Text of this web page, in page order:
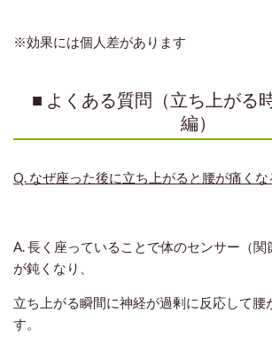
※効果には個人差があります
■ よくある質問（立ち上がる
編）
Q. なぜ座った後に立ち上がると腰が痛くな
A. 長く座っていることで体のセンサー（関
が鈍くなり、
立ち上がる瞬間に神経が過剰に反応して腰
す。